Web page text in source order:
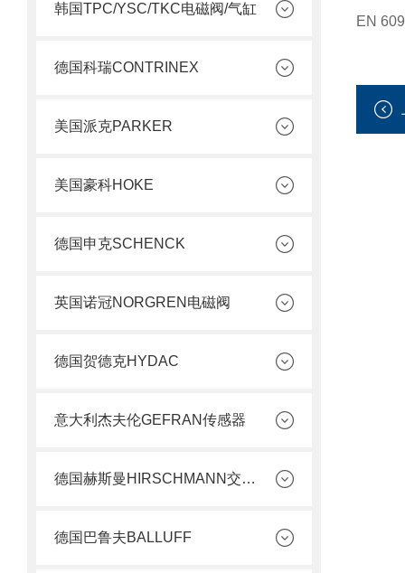
韩国TPC/YSC/TKC电磁阀/气缸
德国科瑞CONTRINEX
美国派克PARKER
美国豪科HOKE
德国申克SCHENCK
英国诺冠NORGREN电磁阀
德国贺德克HYDAC
意大利杰夫伦GEFRAN传感器
德国赫斯曼HIRSCHMANN交换机
德国巴鲁夫BALLUFF
EN